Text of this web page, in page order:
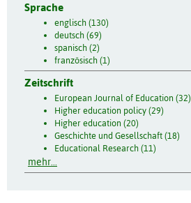
Sprache
englisch (130)
deutsch (69)
spanisch (2)
französisch (1)
Zeitschrift
European Journal of Education (32)
Higher education policy (29)
Higher education (20)
Geschichte und Gesellschaft (18)
Educational Research (11)
mehr...